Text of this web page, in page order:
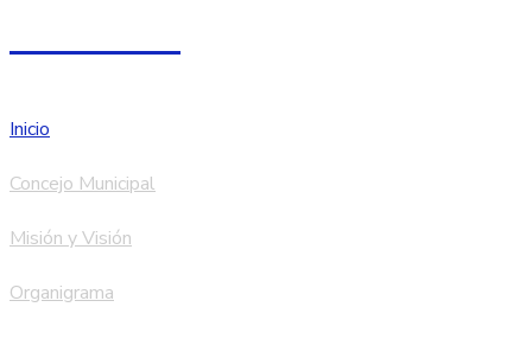
Facebook
Inicio
Concejo Municipal
Misión y Visión
Organigrama